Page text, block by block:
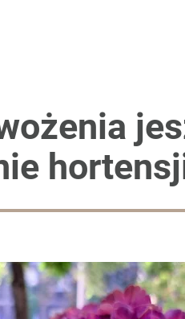
podwoi plony